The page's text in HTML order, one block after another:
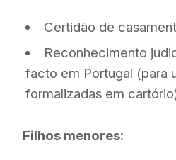
Certidão de
Reconhecimento
facto em Portugal (para
formalizadas em
Filhos menores: